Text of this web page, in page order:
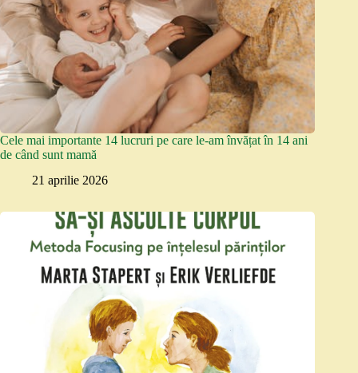
Cele mai importante 14 lucruri pe care le-am învățat în 14 ani
de când sunt mamă
21 aprilie 2026